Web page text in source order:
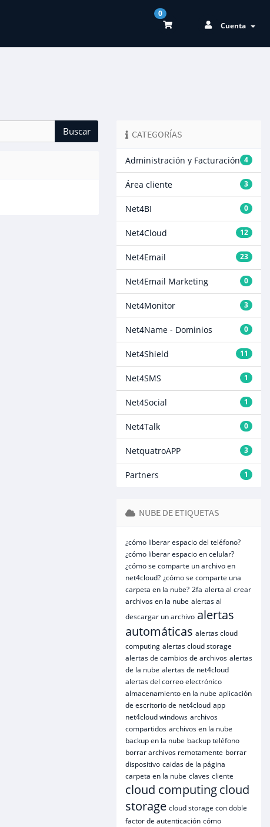
0
Cuenta
CATEGORÍAS
4
Administración y Facturación
3
Área cliente
0
Net4BI
12
Net4Cloud
23
Net4Email
0
Net4Email Marketing
3
Net4Monitor
0
Net4Name - Dominios
11
Net4Shield
1
Net4SMS
1
Net4Social
0
Net4Talk
3
NetquatroAPP
1
Partners
NUBE DE ETIQUETAS
¿cómo liberar espacio del teléfono?
¿cómo liberar espacio en celular?
¿cómo se comparte un archivo en
net4cloud? ¿cómo se comparte una
carpeta en la nube? 2fa alerta al crear
archivos en la nube alertas al
descargar un archivo alertas
automáticas alertas cloud
computing alertas cloud storage
alertas de cambios de archivos alertas
de la nube alertas de net4cloud
alertas del correo electrónico
almacenamiento en la nube aplicación
de escritorio de net4cloud app
net4cloud windows archivos
compartidos archivos en la nube
backup en la nube backup teléfono
borrar archivos remotamente borrar
dispositivo caidas de la página
carpeta en la nube claves cliente
cloud computingcloud
storage cloud storage con doble
factor de autenticación cómo